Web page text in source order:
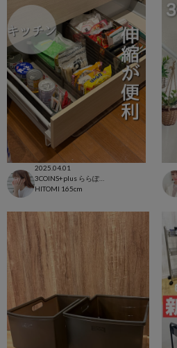
2025.04.01
HITOMI 165cm